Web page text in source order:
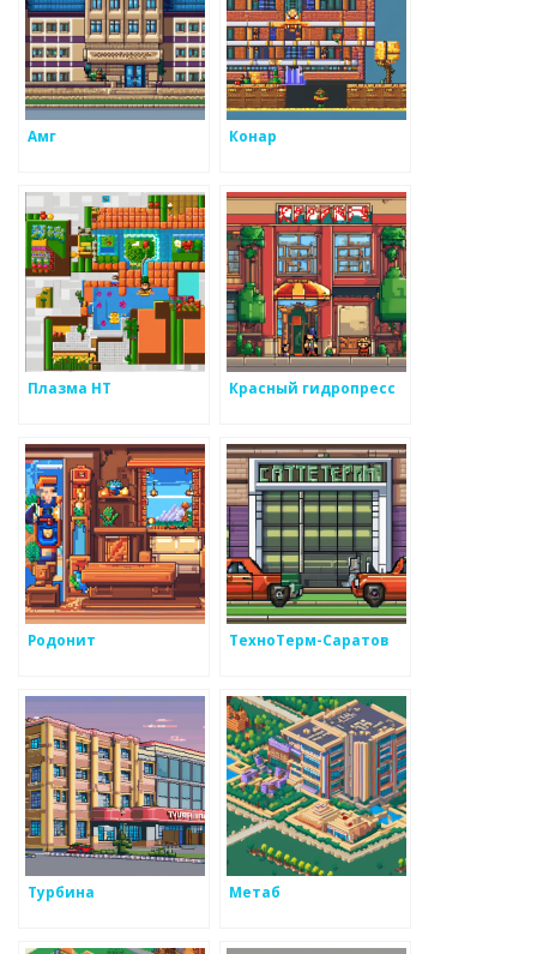
Амг Конар
Плазма НТ Красный гидропресс
Родонит ТехноТерм-Саратов
Турбина Метаб